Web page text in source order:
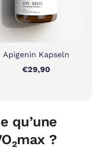
Apigenin Kapseln
€29,90
qu’une
?